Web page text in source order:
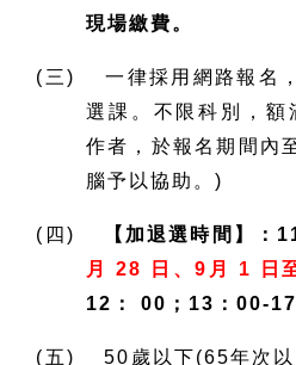
現場繳費。
(三) 一律採用網路報名
選課。不限科別，額
作者，於報名期間內
腦予以協助。)
(四) 【加退選時間】：
月 28 日、9月 1 日
12： 00；13：00-17
(五) 50歲以下(65年次以